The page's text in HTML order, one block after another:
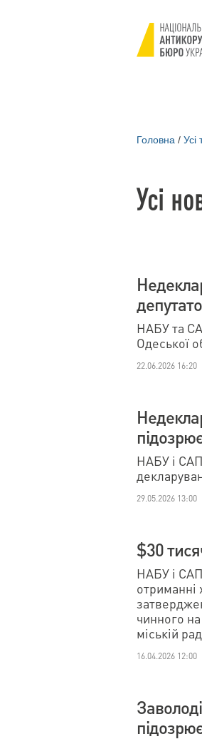
Головна / Усі
Усі
НАБУ та
Одеської
22.06.2026 16:20
НАБУ і САП
29.05.2026 13:00
$30
НАБУ і
отриманні
чинного на
міській
16.04.2026 12:00